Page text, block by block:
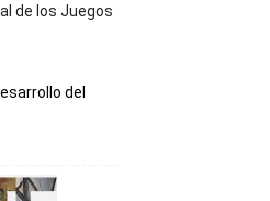
de los Juegos
del